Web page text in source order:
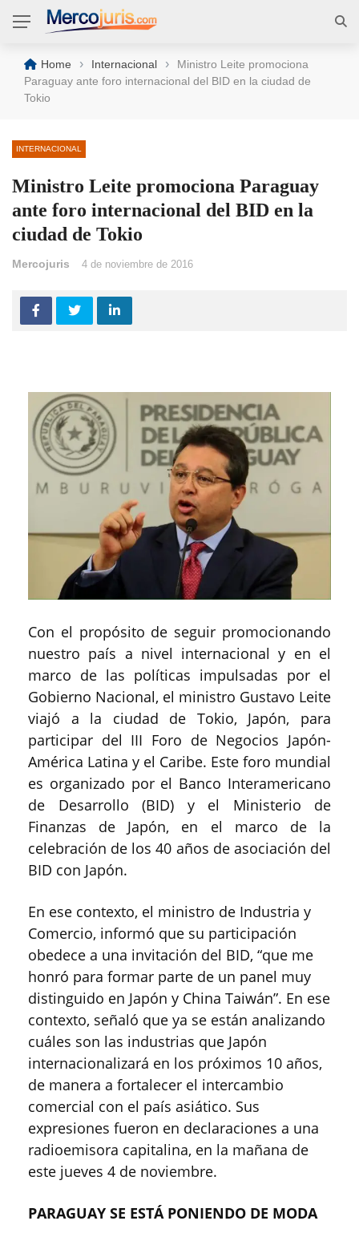
Home › Internacional ›
Ministro Leite promociona
Paraguay ante foro internacional del BID en la ciudad de
Tokio
INTERNACIONAL
Ministro Leite promociona Paraguay
ante foro internacional del BID en la
ciudad de Tokio
Mercojuris 4 de noviembre de 2016
Con el propósito de seguir promocionando
nuestro país a nivel internacional y en el
marco de las políticas impulsadas por el
Gobierno Nacional, el ministro Gustavo Leite
viajó a la ciudad de Tokio, Japón, para
participar del III Foro de Negocios Japón-
América Latina y el Caribe. Este foro mundial
es organizado por el Banco Interamericano
de Desarrollo (BID) y el Ministerio de
Finanzas de Japón, en el marco de la
celebración de los 40 años de asociación del
BID con Japón.
En ese contexto, el ministro de Industria y
Comercio, informó que su participación
obedece a una invitación del BID, “que me
honró para formar parte de un panel muy
distinguido en Japón y China Taiwán”. En ese
contexto, señaló que ya se están analizando
cuáles son las industrias que Japón
internacionalizará en los próximos 10 años,
de manera a fortalecer el intercambio
comercial con el país asiático. Sus
expresiones fueron en declaraciones a una
radioemisora capitalina, en la mañana de
este jueves 4 de noviembre.
PARAGUAY SE ESTÁ PONIENDO DE MODA